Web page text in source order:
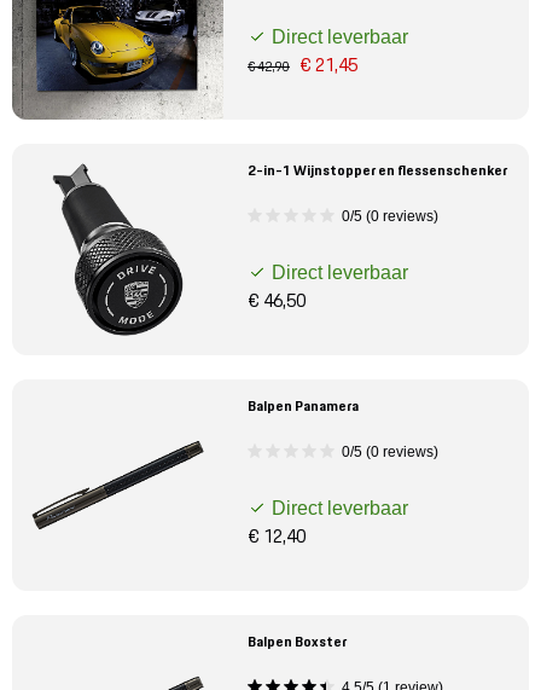
Direct leverbaar
€ 42,90 € 21,45
2-in-1 Wijnstopper en flessenschenker
0/5 (0 reviews)
Direct leverbaar
€ 46,50
Balpen Panamera
0/5 (0 reviews)
Direct leverbaar
€ 12,40
Balpen Boxster